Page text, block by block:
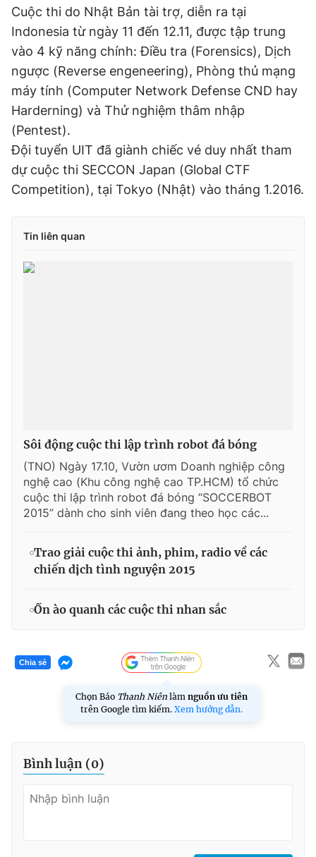
Cuộc thi do Nhật Bản tài trợ, diễn ra tại
Indonesia từ ngày 11 đến 12.11, được tập trung
vào 4 kỹ năng chính: Điều tra (Forensics), Dịch
ngược (Reverse engeneering), Phòng thủ mạng
máy tính (Computer Network Defense CND hay
Harderning) và Thử nghiệm thâm nhập
(Pentest).
Đội tuyển UIT đã giành chiếc vé duy nhất tham
dự cuộc thi SECCON Japan (Global CTF
Competition), tại Tokyo (Nhật) vào tháng 1.2016.
Tin liên quan
Sôi động cuộc thi lập trình robot đá bóng
(TNO) Ngày 17.10, Vườn ươm Doanh nghiệp công
nghệ cao (Khu công nghệ cao TP.HCM) tổ chức
cuộc thi lập trình robot đá bóng “SOCCERBOT
2015” dành cho sinh viên đang theo học các...
Trao giải cuộc thi ảnh, phim, radio về các
chiến dịch tình nguyện 2015
Ồn ào quanh các cuộc thi nhan sắc
Chia sẻ
Chọn Báo Thanh Niên làm nguồn ưu tiên
trên Google tìm kiếm. Xem hướng dẫn.
Bình luận (0)